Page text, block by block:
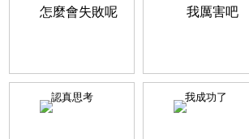
認真思考 我成功了